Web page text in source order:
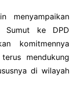
menyampaikan
Sumut ke DPD
komitmennya
mendukung
di wilayah